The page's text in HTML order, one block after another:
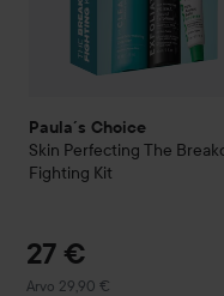
Paula´s Choice
Skin Perfecting The
Fighting Kit
27 €
Arvo 29,90 €